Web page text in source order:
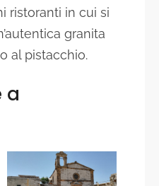
ristoranti in cui si
granita
al pistacchio.
a